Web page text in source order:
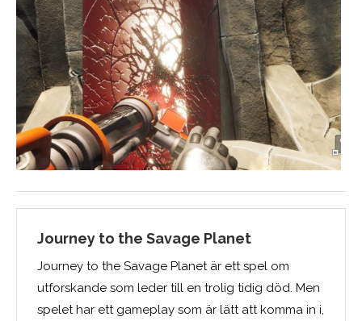
Journey to the Savage Planet
Journey to the Savage Planet är ett spel om
utforskande som leder till en trolig tidig död. Men
spelet har ett gameplay som är lätt att komma in i,